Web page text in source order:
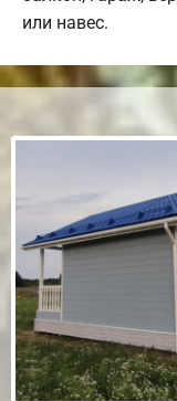
или навес.